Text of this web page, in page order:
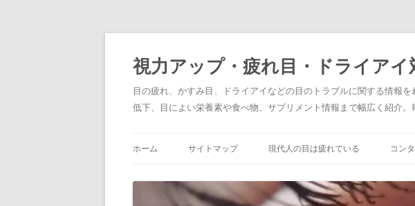
テ
ン
ツ
へ
ス
キ
ッ
視力アップ・疲れ目・ドライアイ
目の疲れ、かすみ目、ドライアイなどの目のトラブルに関する情報
低下、目によい栄養素や食べ物、サプリメント情報まで幅広く紹介
ホーム サイトマップ 現代人の目は疲れている コン